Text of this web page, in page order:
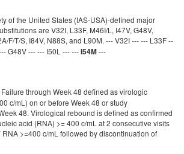
of the United States (IAS-USA)-defined major
are V32I, L33F, M46I/L, I47V, G48V,
F/T/S, I84V, N88S, and L90M. --- V32I --- --- L33F --
G48V --- --- I50L --- ---I54M---
Failure through Week 48 defined as virologic
c/mL) on or before Week 48 or study
48. Virological rebound is defined as confirmed
acid (RNA) >= 400 c/mL at 2 consecutive visits
>=400 c/mL followed by discontinuation of